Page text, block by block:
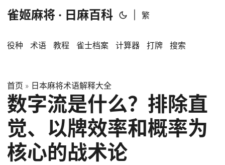
雀姬麻将 · 日麻百科 繁
役种 术语 教程 雀士档案 计算器 打牌 搜索
首页 » 日本麻将术语解释大全
数字流是什么？排除直
觉、以牌效率和概率为
核心的战术论